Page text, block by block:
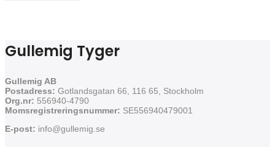
Gullemig Tyger
Gullemig AB
Postadress: Gotlandsgatan 66, 116 65, Stockholm
Org.nr: 556940-4790
Momsregistreringsnummer: SE556940479001
E-post: info@gullemig.se